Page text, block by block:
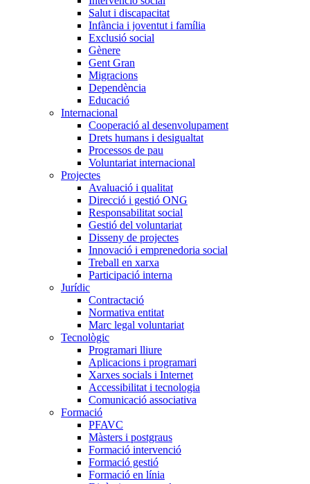
Salut i discapacitat
Infància i joventut i família
Exclusió social
Gènere
Gent Gran
Migracions
Dependència
Educació
Internacional
Cooperació al desenvolupament
Drets humans i desigualtat
Processos de pau
Voluntariat internacional
Projectes
Avaluació i qualitat
Direcció i gestió ONG
Responsabilitat social
Gestió del voluntariat
Disseny de projectes
Innovació i emprenedoria social
Treball en xarxa
Participació interna
Jurídic
Contractació
Normativa entitat
Marc legal voluntariat
Tecnològic
Programari lliure
Aplicacions i programari
Xarxes socials i Internet
Accessibilitat i tecnologia
Comunicació associativa
Formació
PFAVC
Màsters i postgraus
Formació intervenció
Formació gestió
Formació en línia